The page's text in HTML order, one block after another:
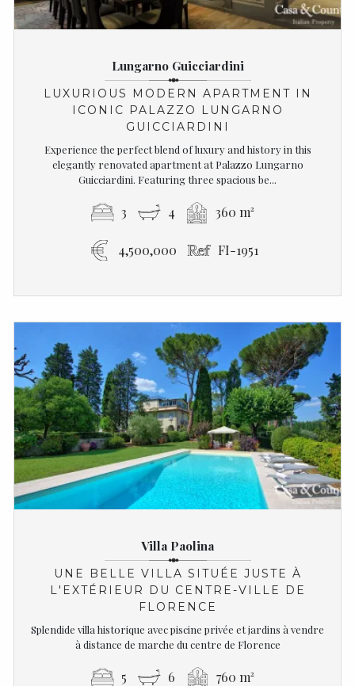
Lungarno Guicciardini
LUXURIOUS MODERN APARTMENT IN
ICONIC PALAZZO LUNGARNO
GUICCIARDINI
Experience the perfect blend of luxury and history in this
elegantly renovated apartment at Palazzo Lungarno
Guicciardini. Featuring three spacious be...
3 4 360 m²
4,500,000 FI-1951
Villa Paolina
UNE BELLE VILLA SITUÉE JUSTE À
L'EXTÉRIEUR DU CENTRE-VILLE DE
FLORENCE
Splendide villa historique avec piscine privée et jardins à vendre
à distance de marche du centre de Florence
5 6 760 m²